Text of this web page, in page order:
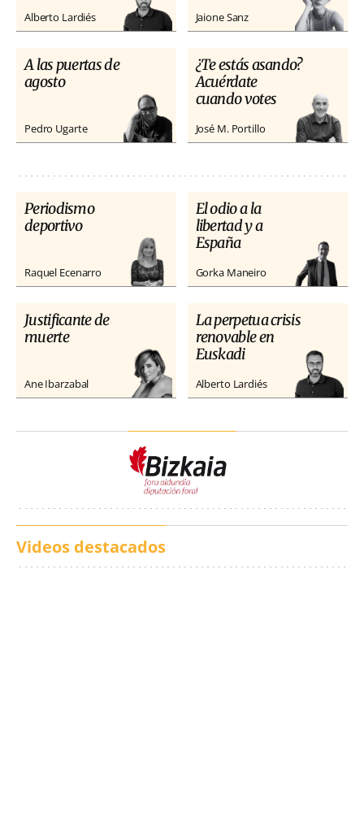
Alberto Lardiés Jaione Sanz
A las puertas de
agosto
Pedro Ugarte
¿Te estás asando?
Acuérdate
cuando votes
José M. Portillo
Periodismo
deportivo
Raquel Ecenarro
El odio a la
libertad y a
España
Gorka Maneiro
Justificante de
muerte
Ane Ibarzabal
La perpetua crisis
renovable en
Euskadi
Alberto Lardiés
Videos destacados